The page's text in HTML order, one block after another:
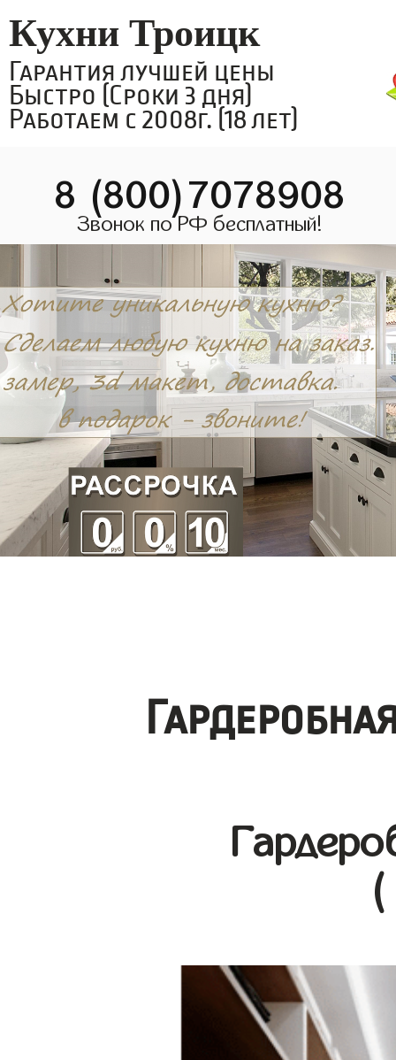
Кухни Троицк
Гарантия лучшей цены
Быстро (Сроки 3 дня)
Работаем с 2008г. (18 лет)
8 (800)7078908
Звонок по РФ бесплатный!
(